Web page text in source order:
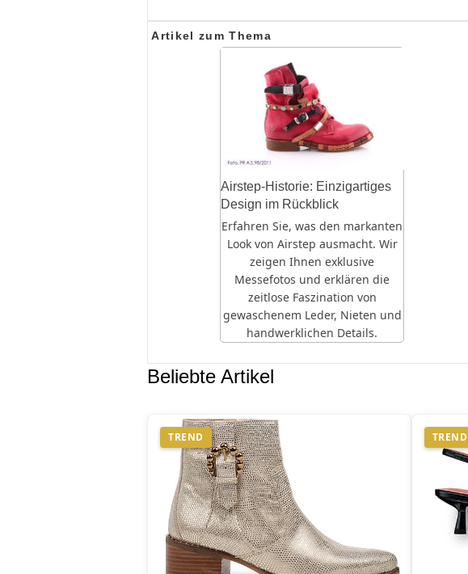
Artikel zum Thema
Airstep-Historie: Einzigartiges
Design im Rückblick
Erfahren Sie, was den markanten
Look von Airstep ausmacht. Wir
zeigen Ihnen exklusive
Messefotos und erklären die
zeitlose Faszination von
gewaschenem Leder, Nieten und
handwerklichen Details.
Beliebte Artikel
TREND TREND